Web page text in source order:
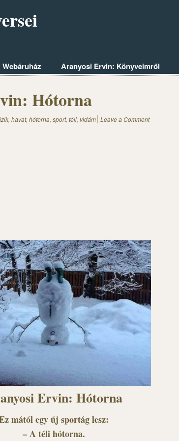
Webáruház Aranyosi Ervin: Könyveimről
Hótorna
, havat, hótorna, sport, téli, vidám Leave a Comment
Ervin: Hótorna
mától egy új sportág lesz:
– A téli hótorna.